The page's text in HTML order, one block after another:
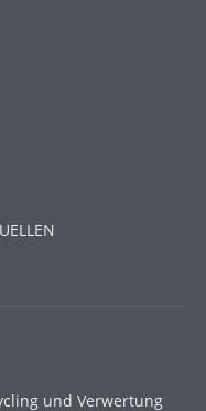
und Verwertung